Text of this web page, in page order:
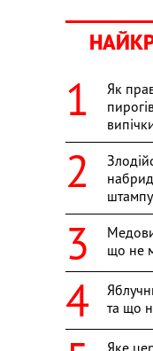
Як
що не
та що
Яке